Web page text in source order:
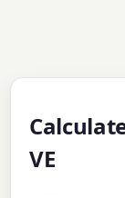
VE